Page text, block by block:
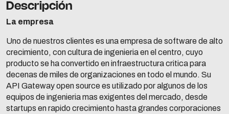
Descripción
La empresa
Uno de nuestros clientes es una empresa de software de alto
crecimiento, con cultura de ingenieria en el centro, cuyo
producto se ha convertido en infraestructura critica para
decenas de miles de organizaciones en todo el mundo. Su
API Gateway open source es utilizado por algunos de los
equipos de ingenieria mas exigentes del mercado, desde
startups en rapido crecimiento hasta grandes corporaciones